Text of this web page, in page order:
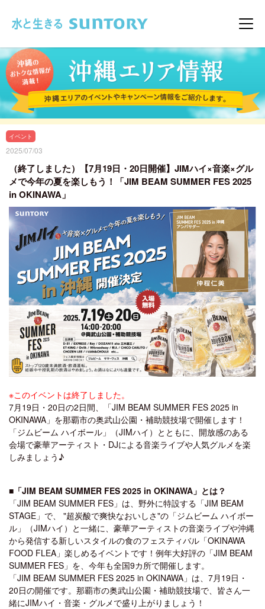
メ
イベント
2025/07/03
（終了しました）【7月19日・20日開催】JIMハイ×音楽×グル
メで今年の夏を楽しもう！「JIM BEAM SUMMER FES 2025
in OKINAWA」
※このイベントは終了しました。
7月19日・20日の2日間、「JIM BEAM SUMMER FES 2025 in
OKINAWA」を那覇市の奥武山公園・補助競技場で開催します！
「ジムビーム ハイボール」（JIMハイ）とともに、開放感のある
会場で豪華アーティスト・DJによる音楽ライブや人気グルメを楽
しみましょう♪
■「JIM BEAM SUMMER FES 2025 in OKINAWA」とは？
「JIM BEAM SUMMER FES」は、野外に特設する「JIM BEAM
STAGE」で、 "超炭酸で爽快なおいしさ"の「ジムビーム ハイボー
ル」（JIMハイ）と一緒に、豪華アーティストの音楽ライブや沖縄
から発信する新しいスタイルの食のフェスティバル「OKINAWA
FOOD FLEA」楽しめるイベントです！例年大好評の「JIM BEAM
SUMMER FES」を、今年も全国9カ所で開催します。
「JIM BEAM SUMMER FES 2025 in OKINAWA」は、7月19日・
20日の開催です。那覇市の奥武山公園・補助競技場で、皆さん一
緒にJIMハイ・音楽・グルメで盛り上がりましょう！